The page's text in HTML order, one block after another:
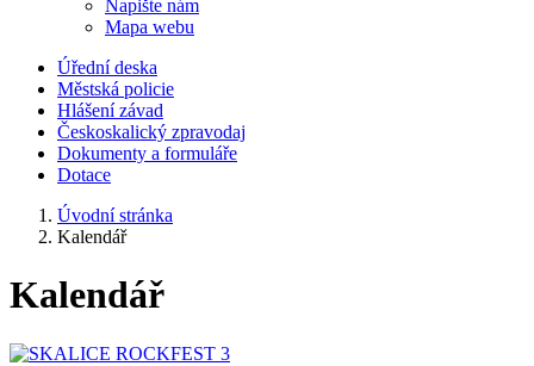
Napište nám
Mapa webu
Úřední deska
Městská policie
Hlášení závad
Českoskalický zpravodaj
Dokumenty a formuláře
Dotace
Úvodní stránka
Kalendář
Kalendář